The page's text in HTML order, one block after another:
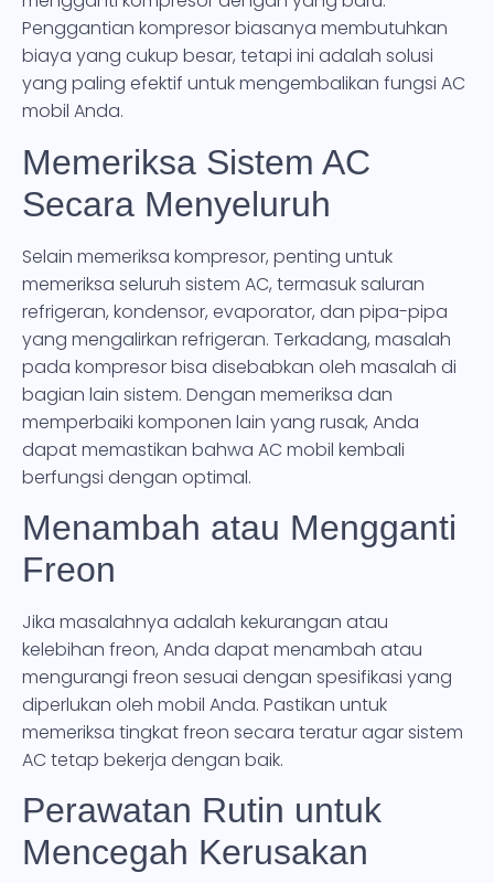
Penggantian kompresor biasanya membutuhkan
biaya yang cukup besar, tetapi ini adalah solusi
yang paling efektif untuk mengembalikan fungsi AC
mobil Anda.
Memeriksa Sistem AC
Secara Menyeluruh
Selain memeriksa kompresor, penting untuk
memeriksa seluruh sistem AC, termasuk saluran
refrigeran, kondensor, evaporator, dan pipa-pipa
yang mengalirkan refrigeran. Terkadang, masalah
pada kompresor bisa disebabkan oleh masalah di
bagian lain sistem. Dengan memeriksa dan
memperbaiki komponen lain yang rusak, Anda
dapat memastikan bahwa AC mobil kembali
berfungsi dengan optimal.
Menambah atau Mengganti
Freon
Jika masalahnya adalah kekurangan atau
kelebihan freon, Anda dapat menambah atau
mengurangi freon sesuai dengan spesifikasi yang
diperlukan oleh mobil Anda. Pastikan untuk
memeriksa tingkat freon secara teratur agar sistem
AC tetap bekerja dengan baik.
Perawatan Rutin untuk
Mencegah Kerusakan